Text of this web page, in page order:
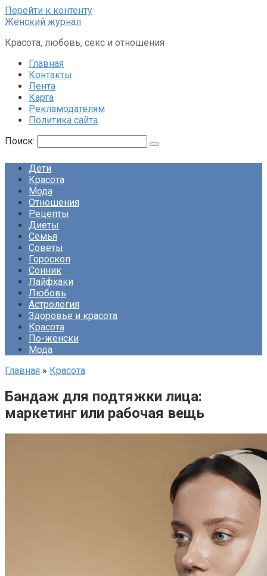
Перейти к контенту
Женский журнал
Красота, любовь, секс и отношения
Главная
Контакты
Лента
Карта
Рекламодателям
Политика сайта
Поиск:
Дети
Красота
Мода
Отношения
Рецепты
Диеты
Семья
Советы
Гороскоп
Сонник
Лайфхаки
Любовь
Астрология
Здоровье и красота
Красота
По-женски
Мода
Главная » Красота
Бандаж для подтяжки лица:
маркетинг или рабочая вещь